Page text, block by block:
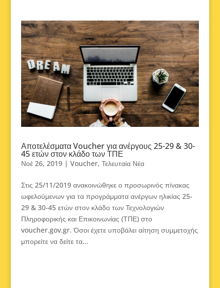
Αποτελέσματα Voucher για ανέργους 25-29 & 30-
45 ετών στον κλάδο των ΤΠΕ
Νοέ 26, 2019| Voucher, Τελευταία Νέα
Στις 25/11/2019 ανακοινώθηκε ο προσωρινός πίνακας
ωφελούμενων για τα προγράμματα ανέργων ηλικίας 25-
29 & 30-45 ετών στον κλάδο των Τεχνολογιών
Πληροφορικής και Επικοινωνίας (ΤΠΕ) στο
voucher.gov.gr. Όσοι έχετε υποβάλει αίτηση συμμετοχής
μπορείτε να δείτε τα...